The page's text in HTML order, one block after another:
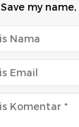
Save my